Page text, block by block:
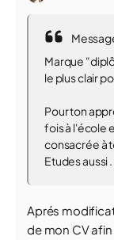
Marque
le plus clair
Pour ton
fois à l'école
consacrée à
Etudes aussi .
Aprés
de mon CV